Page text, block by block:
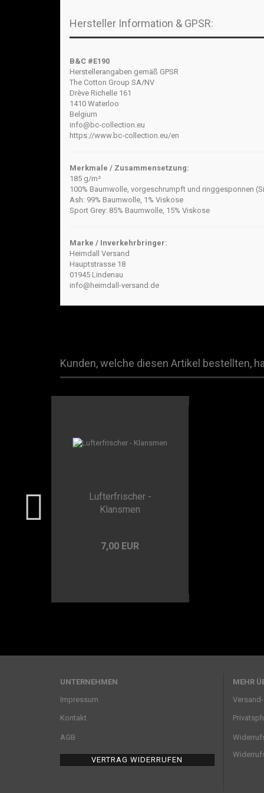
Hersteller Information & GPSR:
B&C #E190
Herstellerangaben gemäß GPSR
The Cotton Group SA/NV
Drève Richelle 161
1410 Waterloo
Belgium
info@bc-collection.eu
https://www.bc-collection.eu/en
Merkmale / Zusammensetzung:
185 g/m²
100% Baumwolle, vorgeschrumpft und ringgesponnen
Ash: 99% Baumwolle, 1% Viskose
Sport Grey: 85% Baumwolle, 15% Viskose
Marke / Inverkehrbringer:
Heimdall Versand
Hauptstrasse 18
01945 Lindenau
info@heimdall-versand.de
Kunden, welche diesen Artikel bestellten,
Lufterfrischer -
Klansmen
7,00 EUR
UNTERNEHMEN
Impressum
Kontakt
AGB
VERTRAG WIDERRUFEN
MEHR